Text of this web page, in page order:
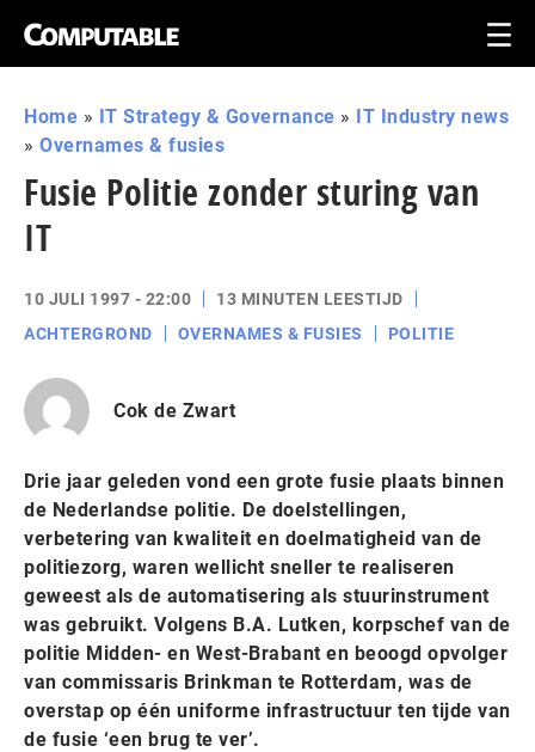
Home » IT Strategy & Governance » IT Industry news
» Overnames & fusies
Fusie Politie zonder sturing van
IT
10 JULI 1997 - 22:00
13 MINUTEN LEESTIJD
ACHTERGROND
OVERNAMES & FUSIES POLITIE
Cok de Zwart
Drie jaar geleden vond een grote fusie plaats binnen
de Nederlandse politie. De doelstellingen,
verbetering van kwaliteit en doelmatigheid van de
politiezorg, waren wellicht sneller te realiseren
geweest als de automatisering als stuurinstrument
was gebruikt. Volgens B.A. Lutken, korpschef van de
politie Midden- en West-Brabant en beoogd opvolger
van commissaris Brinkman te Rotterdam, was de
overstap op één uniforme infrastructuur ten tijde van
de fusie ‘een brug te ver’.